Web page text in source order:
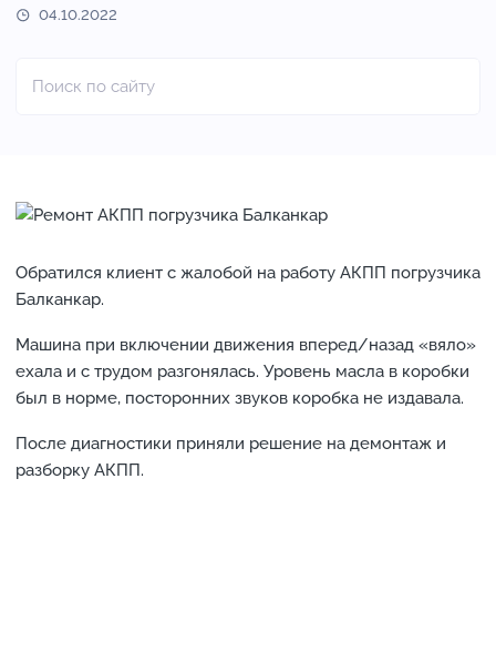
04.10.2022
Обратился клиент с жалобой на работу АКПП погрузчика
Балканкар.
Машина при включении движения вперед/назад «вяло»
ехала и с трудом разгонялась. Уровень масла в коробки
был в норме, посторонних звуков коробка не издавала.
После диагностики приняли решение на демонтаж и
разборку АКПП.